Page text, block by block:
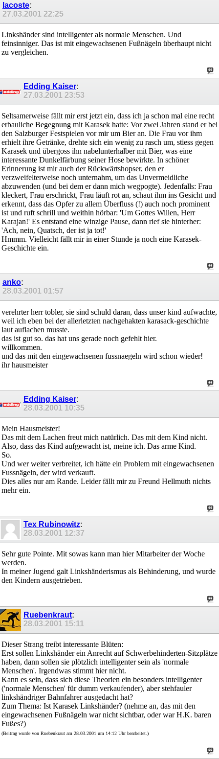
lacoste:
27.03.2001 22:25
Linkshänder sind intelligenter als normale Menschen. Und
feinsinniger. Das ist mit eingewachsenen Fußnägeln überhaupt nicht
zu vergleichen.
Edding Kaiser:
27.03.2001 23:53
Seltsamerweise fällt mir erst jetzt ein, dass ich ja schon mal eine recht
erbauliche Begegnung mit Karasek hatte: Vor zwei Jahren stand er bei
den Salzburger Festspielen vor mir um Bier an. Die Frau vor ihm
erhielt ihre Getränke, drehte sich ein wenig zu rasch um, stiess gegen
Karasek und übergoss ihn nabelunterhalber mit Bier, was eine
interessante Dunkelfärbung seiner Hose bewirkte. In schöner
Erinnerung ist mir auch der Rückwärtshopser, den er
verzweifelterweise noch unternahm, um das Unvermeidliche
abzuwenden (und bei dem er dann mich wegpogte). Jedenfalls: Frau
kleckert, Frau erschrickt, Frau läuft rot an, schaut ihm ins Gesicht und
erkennt, dass das Opfer zu allem Überfluss (!) auch noch prominent
ist und ruft schrill und weithin hörbar: 'Um Gottes Willen, Herr
Karajan!' Es entstand eine winzige Pause, dann rief sie hinterher:
'Ach, nein, Quatsch, der ist ja tot!'
Hmmm. Vielleicht fällt mir in einer Stunde ja noch eine Karasek-
Geschichte ein.
anko:
28.03.2001 01:57
verehrter herr tobler, sie sind schuld daran, dass unser kind aufwachte,
weil ich eben bei der allerletzten nachgehakten karasack-geschichte
laut auflachen musste.
das ist gut so. das hat uns gerade noch gefehlt hier.
willkommen.
und das mit den eingewachsenen fussnaegeln wird schon wieder!
ihr hausmeister
Edding Kaiser:
28.03.2001 10:35
Mein Hausmeister!
Das mit dem Lachen freut mich natürlich. Das mit dem Kind nicht.
Also, dass das Kind aufgewacht ist, meine ich. Das arme Kind.
So.
Und wer weiter verbreitet, ich hätte ein Problem mit eingewachsenen
Fussnägeln, der wird verkauft.
Dies alles nur am Rande. Leider fällt mir zu Freund Hellmuth nichts
mehr ein.
Tex Rubinowitz:
28.03.2001 12:37
Sehr gute Pointe. Mit sowas kann man hier Mitarbeiter der Woche
werden.
In meiner Jugend galt Linkshänderismus als Behinderung, und wurde
den Kindern ausgetrieben.
Ruebenkraut:
28.03.2001 15:11
Dieser Strang treibt interessante Blüten:
Erst sollen Linkshänder ein Anrecht auf Schwerbehinderten-Sitzplätze
haben, dann sollen sie plötzlich intelligenter sein als 'normale
Menschen'. Irgendwas stimmt hier nicht.
Kann es sein, dass sich diese Theorien ein besonders intelligenter
('normale Menschen' für dumm verkaufender), aber stehfauler
linkshändriger Bahnfahrer ausgedacht hat?
Zum Thema: Ist Karasek Linkshänder? (nehme an, das mit den
eingewachsenen Fußnägeln war nicht sichtbar, oder war H.K. baren
Fußes?)
(Beitrag wurde von Ruebenkraut am 28.03.2001 um 14:12 Uhr bearbeitet.)